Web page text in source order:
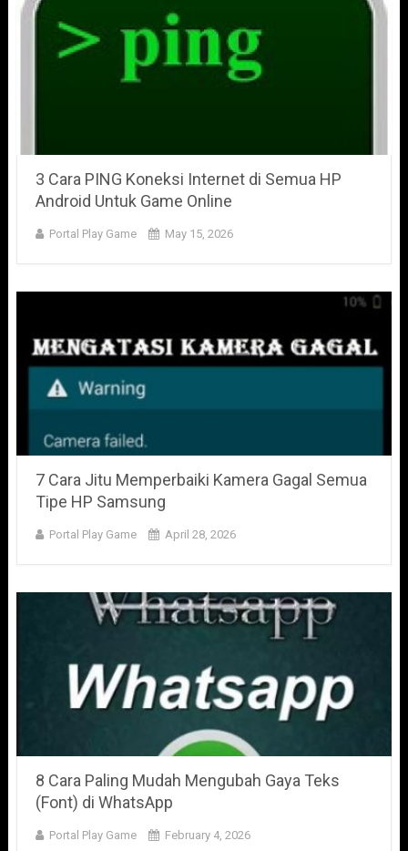
3 Cara PING Koneksi Internet di Semua HP
Android Untuk Game Online
Portal Play Game May 15, 2026
7 Cara Jitu Memperbaiki Kamera Gagal Semua
Tipe HP Samsung
Portal Play Game April 28, 2026
8 Cara Paling Mudah Mengubah Gaya Teks
(Font) di WhatsApp
Portal Play Game February 4, 2026